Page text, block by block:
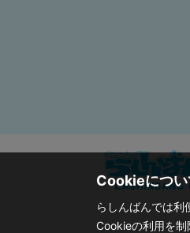
Cookieについ
らしんばんでは利
Cookieの利用を制